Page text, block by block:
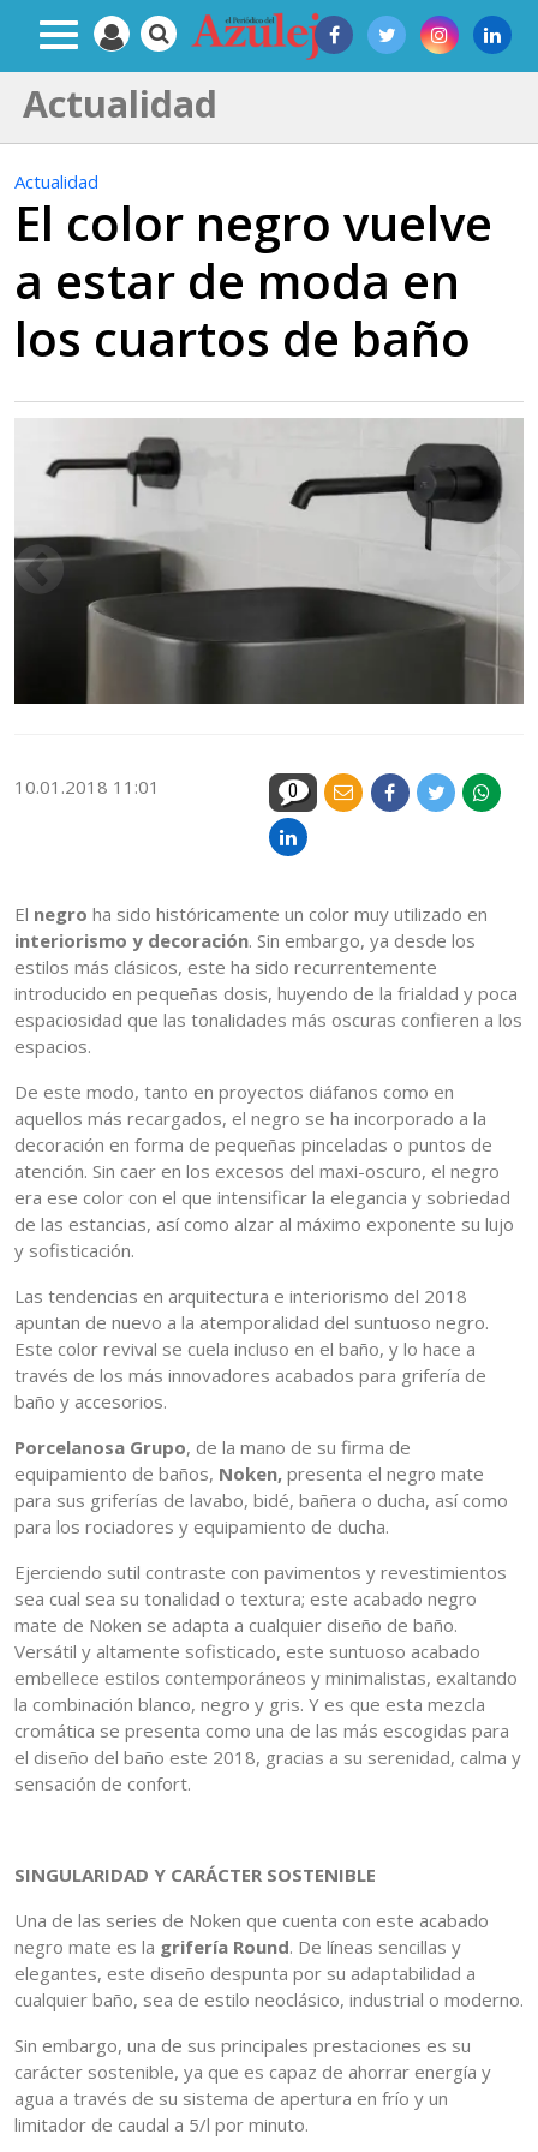
Actualidad
Actualidad
El color negro vuelve
a estar de moda en
los cuartos de baño
10.01.2018 11:01 0
El negro ha sido históricamente un color muy utilizado en
interiorismo y decoración. Sin embargo, ya desde los
estilos más clásicos, este ha sido recurrentemente
introducido en pequeñas dosis, huyendo de la frialdad y poca
espaciosidad que las tonalidades más oscuras confieren a los
espacios.
De este modo, tanto en proyectos diáfanos como en
aquellos más recargados, el negro se ha incorporado a la
decoración en forma de pequeñas pinceladas o puntos de
atención. Sin caer en los excesos del maxi-oscuro, el negro
era ese color con el que intensificar la elegancia y sobriedad
de las estancias, así como alzar al máximo exponente su lujo
y sofisticación.
Las tendencias en arquitectura e interiorismo del 2018
apuntan de nuevo a la atemporalidad del suntuoso negro.
Este color revival se cuela incluso en el baño, y lo hace a
través de los más innovadores acabados para grifería de
baño y accesorios.
Porcelanosa Grupo, de la mano de su firma de
equipamiento de baños, Noken, presenta el negro mate
para sus griferías de lavabo, bidé, bañera o ducha, así como
para los rociadores y equipamiento de ducha.
Ejerciendo sutil contraste con pavimentos y revestimientos
sea cual sea su tonalidad o textura; este acabado negro
mate de Noken se adapta a cualquier diseño de baño.
Versátil y altamente sofisticado, este suntuoso acabado
embellece estilos contemporáneos y minimalistas, exaltando
la combinación blanco, negro y gris. Y es que esta mezcla
cromática se presenta como una de las más escogidas para
el diseño del baño este 2018, gracias a su serenidad, calma y
sensación de confort.
SINGULARIDAD Y CARÁCTER SOSTENIBLE
Una de las series de Noken que cuenta con este acabado
negro mate es la grifería Round. De líneas sencillas y
elegantes, este diseño despunta por su adaptabilidad a
cualquier baño, sea de estilo neoclásico, industrial o moderno.
Sin embargo, una de sus principales prestaciones es su
carácter sostenible, ya que es capaz de ahorrar energía y
agua a través de su sistema de apertura en frío y un
limitador de caudal a 5/l por minuto.